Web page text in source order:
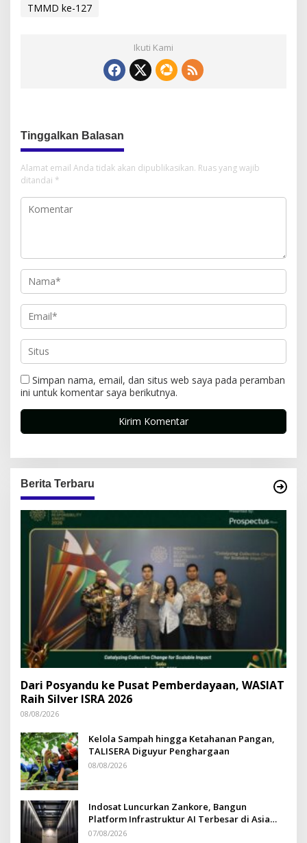
TMMD ke-127
Ikuti Kami
Tinggalkan Balasan
Alamat email Anda tidak akan dipublikasikan. Ruas yang wajib
ditandai *
Simpan nama, email, dan situs web saya pada peramban
ini untuk komentar saya berikutnya.
Berita Terbaru
Dari Posyandu ke Pusat Pemberdayaan, WASIAT
Raih Silver ISRA 2026
08/08/2026
Kelola Sampah hingga Ketahanan Pangan,
TALISERA Diguyur Penghargaan
08/08/2026
Indosat Luncurkan Zankore, Bangun
Platform Infrastruktur AI Terbesar di Asia
Tenggara
07/08/2026